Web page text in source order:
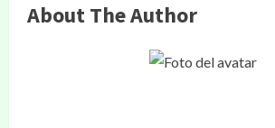
About The Author